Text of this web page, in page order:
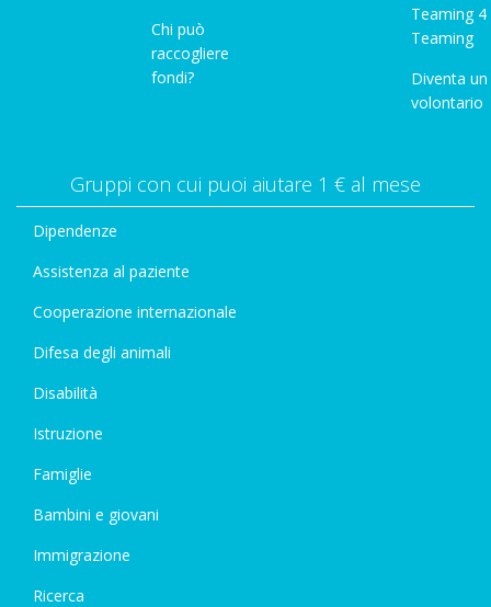
Chi può
raccogliere
fondi?
Teaming 4
Teaming
Diventa un
volontario
Gruppi con cui puoi aiutare 1 € al mese
Dipendenze
Assistenza al paziente
Cooperazione internazionale
Difesa degli animali
Disabilità
Istruzione
Famiglie
Bambini e giovani
Immigrazione
Ricerca